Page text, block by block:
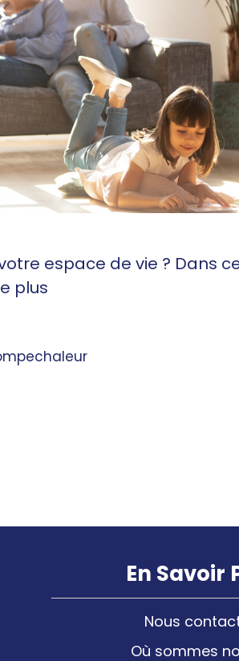
espace de vie ? Dans
plus
En Savoir
Nous
Où sommes